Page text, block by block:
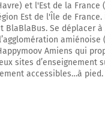
sur 56 kilomètres
et l'Est de la France
Est de l'Île de France.
BlaBlaBus. Se déplacer à
amiénoise
Amiens qui
sites d’enseignement
accessibles…à pied.